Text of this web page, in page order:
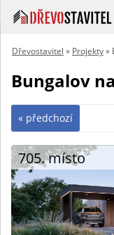
Dřevostavitel » Projekty»
Bungalov
« předchozí
705. místo